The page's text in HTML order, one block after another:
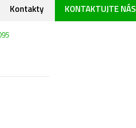
Kontakty KONTAKTUJTE NÁS